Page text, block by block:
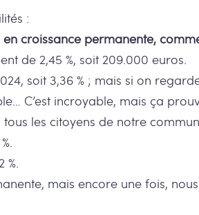
:
en croissance permanente,
de 2,45 %, soit 209.000 euros.
soit 3,36 % ; mais si on
C’est incroyable, mais ça
les citoyens de notre
%.
mais encore une fois,